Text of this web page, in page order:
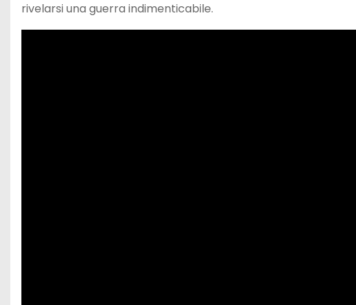
rivelarsi una guerra indimenticabile.